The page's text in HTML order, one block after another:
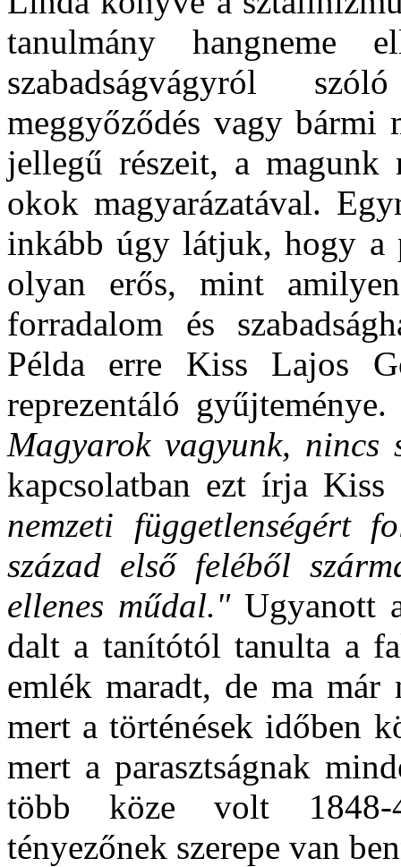
tanulmány hangneme
szabadságvágyról
meggyőződés vagy
jellegű részeit, a magunk
okok magyarázatával.
inkább úgy látjuk, hogy a
olyan erős, mint
forradalom és
Példa erre Kiss Lajos
reprezentáló
Magyarok vagyunk, nincs
kapcsolatban ezt írja
nemzeti függetlenségért
század első feléből
ellenes műdal."Ugyanott
dalt a tanítótól tanulta a
emlék maradt, de ma már
mert a történések időben
mert a parasztságnak
több köze volt 1848-
tényezőnek szerepe van